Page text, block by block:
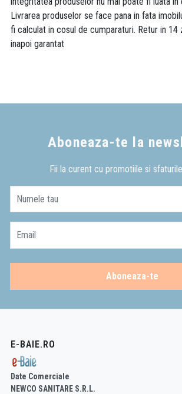
Livrarea produselor se face pana in fata
fi calculat in cosul de cumparaturi. Retur in 14
inapoi garantat
Aboneaza-te la
Fii la curent cu promotiile si
Numele tau
Email
Aboneaza-te
E-BAIE.RO
Date Comerciale
NEWCO SANITARE S.R.L.